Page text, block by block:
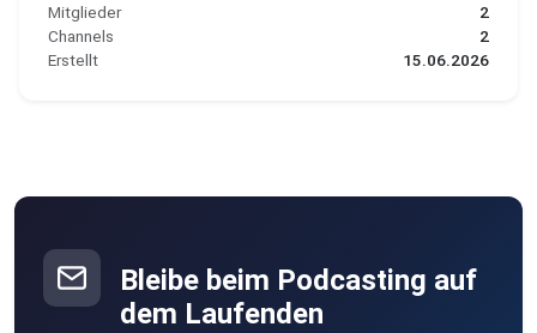
Mitglieder
2
Channels
2
Erstellt
15.06.2026
Bleibe beim Podcasting auf
dem Laufenden